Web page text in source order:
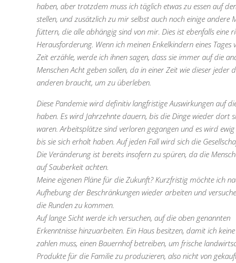
haben, aber trotzdem muss ich täglich etwas zu essen auf
stellen, und zusätzlich zu mir selbst auch noch einige andere
füttern, die alle abhängig sind von mir. Dies ist ebenfalls eine
Herausforderung. Wenn ich meinen Enkelkindern eines Tages
Zeit erzähle, werde ich ihnen sagen, dass sie immer auf die
Menschen Acht geben sollen, da in einer Zeit wie dieser jeder
anderen braucht, um zu überleben.
Diese Pandemie wird definitiv langfristige Auswirkungen auf
haben. Es wird Jahrzehnte dauern, bis die Dinge wieder dort
waren. Arbeitsplätze sind verloren gegangen und es wird
bis sie sich erholt haben. Auf jeden Fall wird sich die
Die Veränderung ist bereits insofern zu spüren, da die
auf Sauberkeit achten.
Meine eigenen Pläne für die Zukunft? Kurzfristig möchte ich
Aufhebung der Beschränkungen wieder arbeiten und
die Runden zu kommen.
Auf lange Sicht werde ich versuchen, auf die oben genannten
Erkenntnisse hinzuarbeiten. Ein Haus besitzen, damit ich
zahlen muss, einen Bauernhof betreiben, um frische
Produkte für die Familie zu produzieren, also nicht von